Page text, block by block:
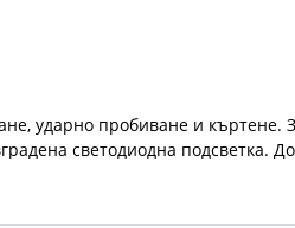
ударно пробиване и къртене.
светодиодна подсветка.